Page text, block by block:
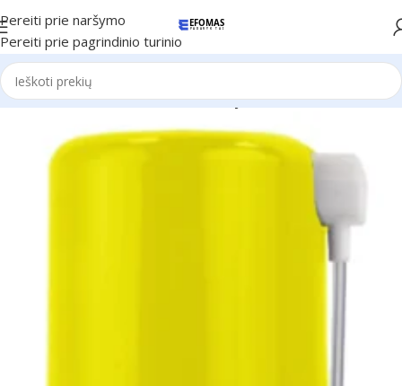
Pereiti prie naršymo
Pereiti prie pagrindinio turinio
Pradžia Automobiliams Auto chemija